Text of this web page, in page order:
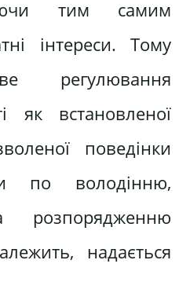
тим самим
інтереси. Тому
регулювання
як встановленої
поведінки
по володінню,
розпорядженню
надається